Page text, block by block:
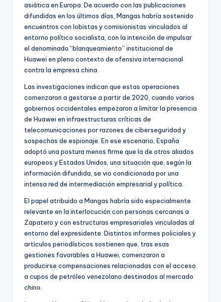
asiática en Europa. De acuerdo con las publicaciones
difundidas en los últimos días, Mangas habría sostenido
encuentros con lobistas y comisionistas vinculados al
entorno político socialista, con la intención de impulsar
el denominado “blanqueamiento” institucional de
Huawei en pleno contexto de ofensiva internacional
contra la empresa china.
Las investigaciones indican que estas operaciones
comenzaron a gestarse a partir de 2020, cuando varios
gobiernos occidentales empezaron a limitar la presencia
de Huawei en infraestructuras críticas de
telecomunicaciones por razones de ciberseguridad y
sospechas de espionaje. En ese escenario, España
adoptó una postura menos firme que la de otros aliados
europeos y Estados Unidos, una situación que, según la
información difundida, se vio condicionada por una
intensa red de intermediación empresarial y política.
El papel atribuido a Mangas habría sido especialmente
relevante en la interlocución con personas cercanas a
Zapatero y con estructuras empresariales vinculadas al
entorno del expresidente. Distintos informes policiales y
artículos periodísticos sostienen que, tras esas
gestiones favorables a Huawei, comenzaron a
producirse compensaciones relacionadas con el acceso
a cupos de petróleo venezolano destinados al mercado
chino.